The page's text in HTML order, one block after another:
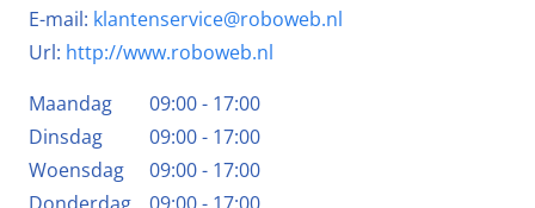
E-mail: klantenservice@roboweb.nl
Url: http://www.roboweb.nl
Maandag
09:00 - 17:00
Dinsdag
09:00 - 17:00
Woensdag
09:00 - 17:00